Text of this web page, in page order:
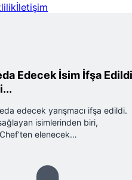
İletişim
Edecek İsim İfşa
edecek yarışmacı ifşa edildi.
isimlerinden biri,
elenecek…